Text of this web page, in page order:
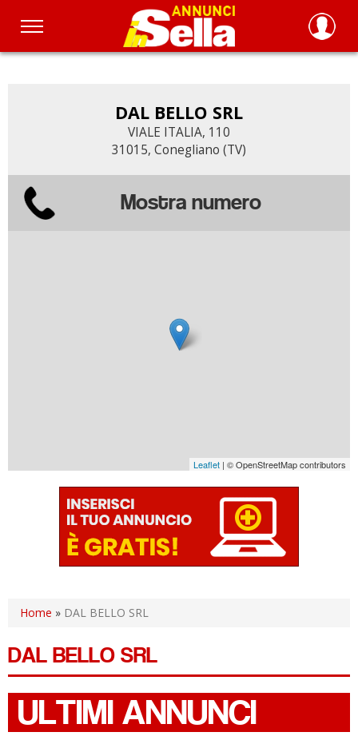
Salta
DAL BELLO SRL
VIALE ITALIA, 110
31015, Conegliano (TV)
Mostra numero
Leaflet | © OpenStreetMap contributors
Home » DAL BELLO SRL
DAL BELLO SRL
ULTIMI ANNUNCI